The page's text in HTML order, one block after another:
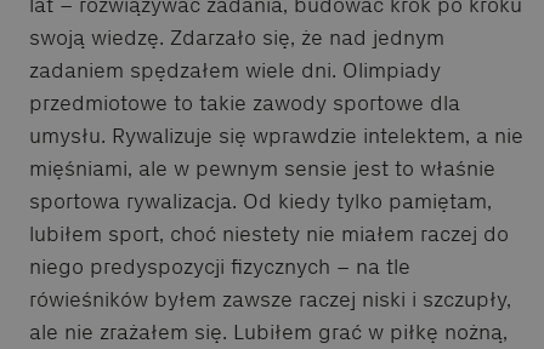
swoją wiedzę. Zdarzało się, że nad jednym
zadaniem spędzałem wiele dni. Olimpiady
przedmiotowe to takie zawody sportowe dla
umysłu. Rywalizuje się wprawdzie intelektem, a nie
mięśniami, ale w pewnym sensie jest to właśnie
sportowa rywalizacja. Od kiedy tylko pamiętam,
lubiłem sport, choć niestety nie miałem raczej do
niego predyspozycji fizycznych – na tle
rówieśników byłem zawsze raczej niski i szczupły,
ale nie zrażałem się. Lubiłem grać w piłkę nożną,